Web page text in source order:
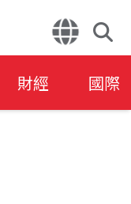
財經 國際